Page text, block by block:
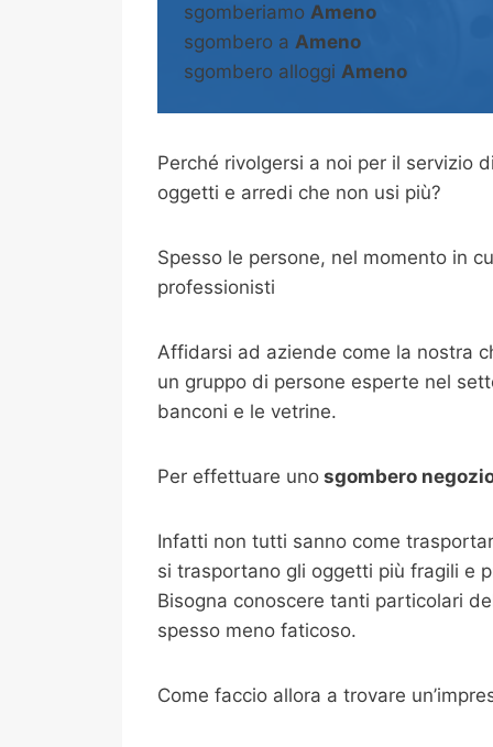
sgomberiamo Ameno
sgombero a Ameno
sgombero alloggi Ameno
Perché rivolgersi a noi per il servizio di
oggetti e arredi che non usi più?
Spesso le persone, nel momento in
professionisti
Affidarsi ad aziende come la nostra
un gruppo di persone esperte nel
banconi e le vetrine.
Per effettuare uno sgombero
Infatti non tutti sanno come
si trasportano gli oggetti più fragili e
Bisogna conoscere tanti particolari
spesso meno faticoso.
Come faccio allora a trovare